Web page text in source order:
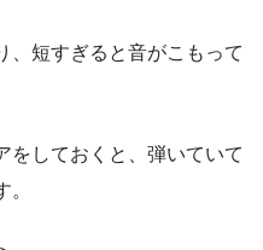
、短すぎると音がこもって
をしておくと、弾いていて